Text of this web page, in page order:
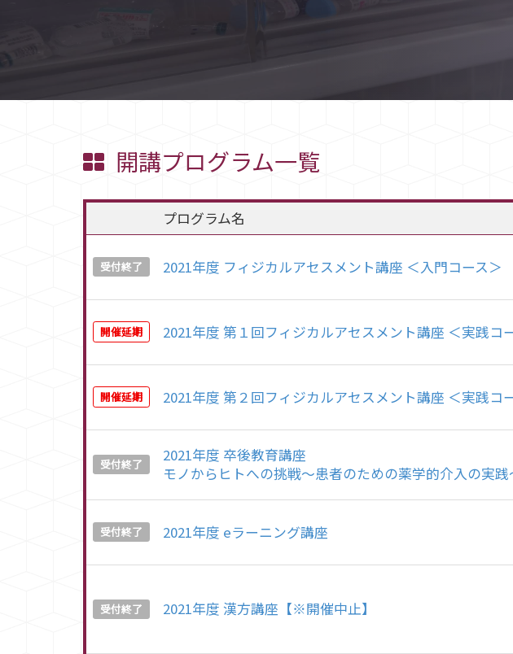
開講プログラム一覧
プログラム名
受付終了 2021年度 フィジカルアセスメント講座 ＜入門コース＞
開催延期 2021年度 第１回フィジカルアセスメント講座 ＜実践コ
開催延期 2021年度 第２回フィジカルアセスメント講座 ＜実践コ
受付終了
2021年度 卒後教育講座
モノからヒトへの挑戦～患者のための薬学的介入の実践
受付終了 2021年度 eラーニング講座
受付終了 2021年度 漢方講座【※開催中止】